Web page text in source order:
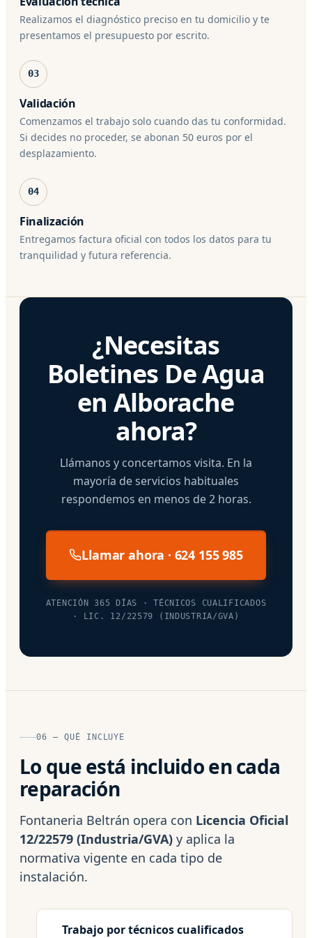
Realizamos el diagnóstico preciso en tu domicilio y te
presentamos el presupuesto por escrito.
03
Validación
Comenzamos el trabajo solo cuando das tu conformidad.
Si decides no proceder, se abonan 50 euros por el
desplazamiento.
04
Finalización
Entregamos factura oficial con todos los datos para tu
tranquilidad y futura referencia.
¿Necesitas
Boletines De Agua
en Alborache
ahora?
Llámanos y concertamos visita. En la
mayoría de servicios habituales
respondemos en menos de 2 horas.
Llamar ahora · 624 155 985
ATENCIÓN 365 DÍAS · TÉCNICOS CUALIFICADOS
· LIC. 12/22579 (INDUSTRIA/GVA)
06 — QUÉ INCLUYE
Lo que está incluido en cada
reparación
Fontaneria Beltrán opera con Licencia Oficial
12/22579 (Industria/GVA) y aplica la
normativa vigente en cada tipo de
instalación.
Trabajo por técnicos cualificados